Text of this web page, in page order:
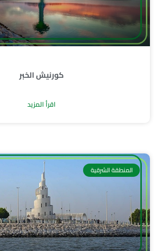
كورنيش الخبر
اقرأ المزيد
المنطقة الشرقية